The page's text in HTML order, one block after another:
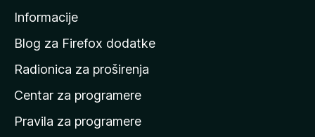
p
o
e
t
n
Informacije
Blog za Firefox dodatke
Radionica za proširenja
Centar za programere
Pravila za programere